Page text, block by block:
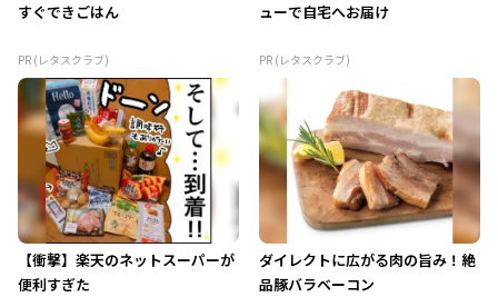
すぐできごはん
PR (レタスクラブ)
ューで自宅へお届け
PR (レタスクラブ)
【衝撃】楽天のネットスーパーが
便利すぎた
ダイレクトに広がる肉の旨み！絶
品豚バラベーコン